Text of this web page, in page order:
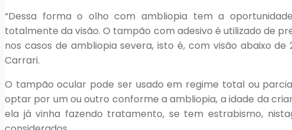
“Dessa forma o olho com ambliopia tem a
totalmente da visão. O tampão com adesivo é utilizado de
nos casos de ambliopia severa, isto é, com visão abaixo
Carrari.
O tampão ocular pode ser usado em regime total ou
optar por um ou outro conforme a ambliopia, a idade da
ela já vinha fazendo tratamento, se tem estrabismo,